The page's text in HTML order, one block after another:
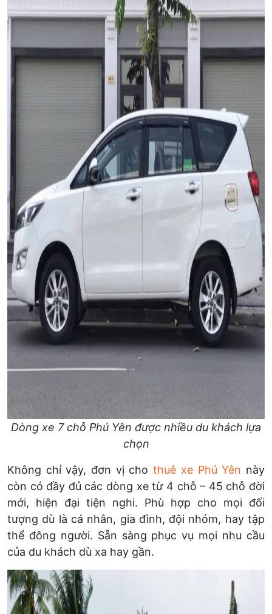
Dòng xe 7 chỗ Phú Yên được nhiều du khách lựa
chọn
Không chỉ vậy, đơn vị chothuê xe Phú Yên này
còn có đầy đủ các dòng xe từ 4 chỗ – 45 chỗ đời
mới, hiện đại tiện nghi. Phù hợp cho mọi đối
tượng dù là cá nhân, gia đình, đội nhóm, hay tập
thể đông người. Sẵn sàng phục vụ mọi nhu cầu
của du khách dù xa hay gần.